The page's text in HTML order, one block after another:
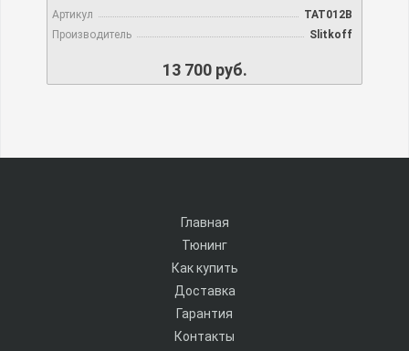
Артикул
TAT012B
Производитель
Slitkoff
13 700 руб.
Главная
Тюнинг
Как купить
Доставка
Гарантия
Контакты